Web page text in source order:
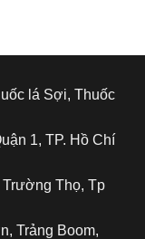
lá Sợi, Thuốc
1, TP. Hồ Chí
Thọ, Tp
Trảng Boom,